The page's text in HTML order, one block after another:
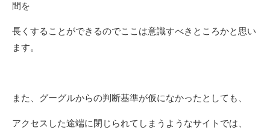
間を
長くすることができるのでここは意識すべきところかと思い
ます。
また、グーグルからの判断基準が仮になかったとしても、
アクセスした途端に閉じられてしまうようなサイトでは、